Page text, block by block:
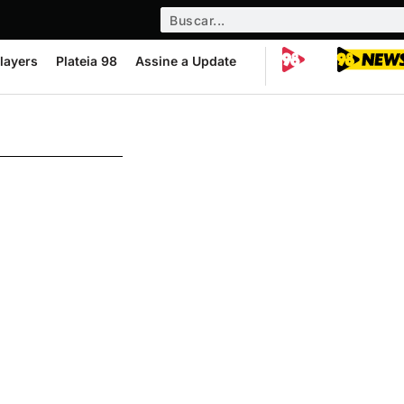
Plateia 98 Assine a Update